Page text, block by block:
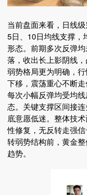
当前盘面来看，日线
5日、10日均线支撑，
形态。前期多次反弹
落，收出长上影阴线
弱势格局更为明确，
下移，震荡重心不断
每次小幅反弹均受均
态。关键支撑区间接
底意愿低迷。整体技
性修复，无反转走强
转弱势结构前，黄金
趋势。